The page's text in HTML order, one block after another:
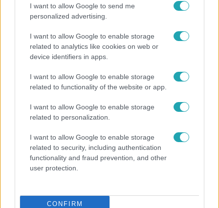
I want to allow Google to send me
personalized advertising.
I want to allow Google to enable storage
related to analytics like cookies on web or
device identifiers in apps.
I want to allow Google to enable storage
related to functionality of the website or app.
I want to allow Google to enable storage
related to personalization.
I want to allow Google to enable storage
related to security, including authentication
functionality and fraud prevention, and other
user protection.
CONFIRM
Életmód
Ezt sokan nem tudják: Ennyibe kerül valójában, ha
egész nap megy a klíma